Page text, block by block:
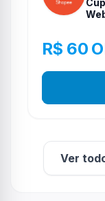
R$ 60
Ver